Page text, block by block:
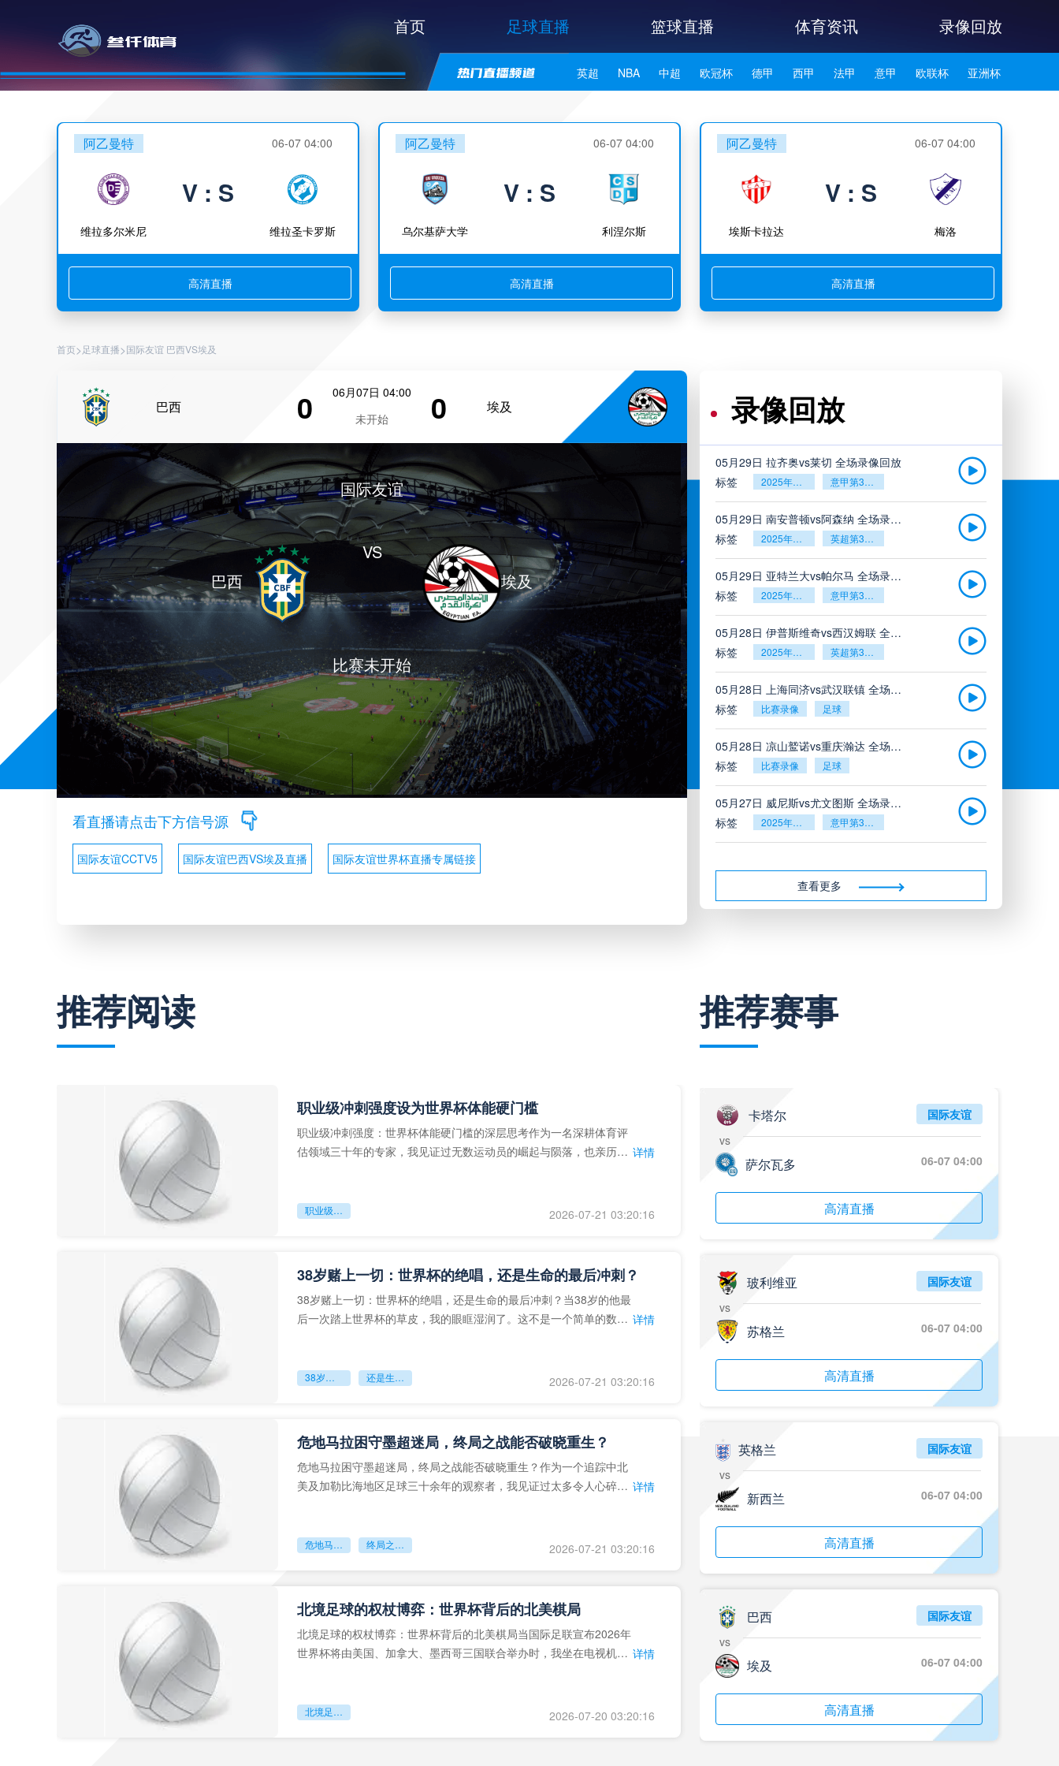
首页 足球直播 篮球直播 体育资讯 录像回放
英超 NBA 中超 欧冠杯 德甲 西甲 法甲 意甲 欧联杯 亚洲杯
阿乙曼特 06-07 04:00
维拉多尔米尼
V : S
维拉圣卡罗斯
高清直播
阿乙曼特 06-07 04:00
乌尔基萨大学
V : S
利涅尔斯
高清直播
阿乙曼特 06-07 04:00
埃斯卡拉达
V : S
梅洛
高清直播
首页> 足球直播>国际友谊 巴西VS埃及
巴西 0
06月07日 04:00
未开始
0 埃及
巴西
国际友谊
VS
比赛未开始
埃及
看直播请点击下方信号源
国际友谊CCTV5 国际友谊巴西VS埃及直播 国际友谊世界杯直播专属链接
录像回放
05月29日 拉齐奥vs莱切 全场录像回放
标签
2025年5月26日 意甲第38轮
05月29日 南安普顿vs阿森纳 全场录像回放
标签
2025年5月26日 英超第38轮
05月29日 亚特兰大vs帕尔马 全场录像回放
标签
2025年5月26日 意甲第38轮
05月28日 伊普斯维奇vs西汉姆联 全场录像回放
标签
2025年5月26日 英超第38轮
05月28日 上海同济vs武汉联镇 全场录像
标签
比赛录像 足球
05月28日 凉山鹫诺vs重庆瀚达 全场录像
标签
比赛录像 足球
05月27日 威尼斯vs尤文图斯 全场录像回放
标签
2025年5月26日 意甲第38轮
标签
比赛录像 西甲
05月26日 AC米兰vs蒙扎全场录像回放
标签
标签
标签
2025年5月24日
标签
欧联杯决赛
标签
2025年5月23日
标签
标签
2024年5月21日 足协杯第3轮
标签
标签
比赛录像
标签
比赛录像 成都蓉城
标签
标签
比赛录像
05月22日 水晶宫vs狼队 全场录像回放
查看更多
推荐阅读
职业级冲刺强度设为世界杯体能硬门槛
职业级冲刺强度：世界杯体能硬门槛的深层思考作为一名深耕体育评
估领域三十年的专家，我见证过无数运动员的崛起与陨落，也亲历了 详情
职业级冲刺强度设为世界杯体能硬门槛 2026-07-21 03:20:16
38岁赌上一切：世界杯的绝唱，还是生命的最后冲刺？
38岁赌上一切：世界杯的绝唱，还是生命的最后冲刺？当38岁的他最
后一次踏上世界杯的草皮，我的眼眶湿润了。这不是一个简单的数
详情
38岁赌上一切：世界杯的绝唱 还是生命的最后冲刺？ 2026-07-21 03:20:16
危地马拉困守墨超迷局，终局之战能否破晓重生？
危地马拉困守墨超迷局，终局之战能否破晓重生？作为一个追踪中北
美及加勒比海地区足球三十余年的观察者，我见证过太多令人心碎的 详情
危地马拉困守墨超迷局 终局之战能否破晓重生？ 2026-07-21 03:20:16
北境足球的权杖博弈：世界杯背后的北美棋局
北境足球的权杖博弈：世界杯背后的北美棋局当国际足联宣布2026年
世界杯将由美国、加拿大、墨西哥三国联合举办时，我坐在电视机
详情
北境足球的权杖博弈：世界杯背后的北美棋局 2026-07-20 03:20:16
推荐赛事
卡塔尔
vs
萨尔瓦多
国际友谊
06-07 04:00
高清直播
玻利维亚
vs
苏格兰
国际友谊
06-07 04:00
高清直播
英格兰
vs
新西兰
国际友谊
06-07 04:00
高清直播
巴西
vs
埃及
国际友谊
06-07 04:00
高清直播